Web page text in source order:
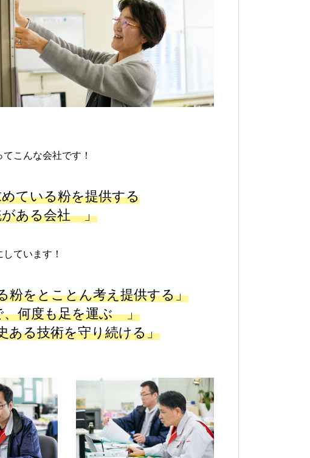
こんな会社です！
ている粉を提供する
がある会社 」
ています！
粉をとことん考え提供する」
、何度も足を運ぶ 」
ある技術を守り続ける」